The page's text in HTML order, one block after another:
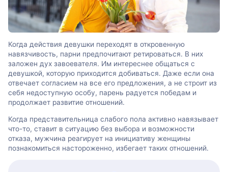
Когда действия девушки переходят в откровенную
навязчивость, парни предпочитают ретироваться. В них
заложен дух завоевателя. Им интереснее общаться с
девушкой, которую приходится добиваться. Даже если она
отвечает согласием на все его предложения, а не строит из
себя недоступную особу, парень радуется победам и
продолжает развитие отношений.
Когда представительница слабого пола активно навязывает
что-то, ставит в ситуацию без выбора и возможности
отказа, мужчина реагирует на инициативу женщины
познакомиться настороженно, избегает таких отношений.